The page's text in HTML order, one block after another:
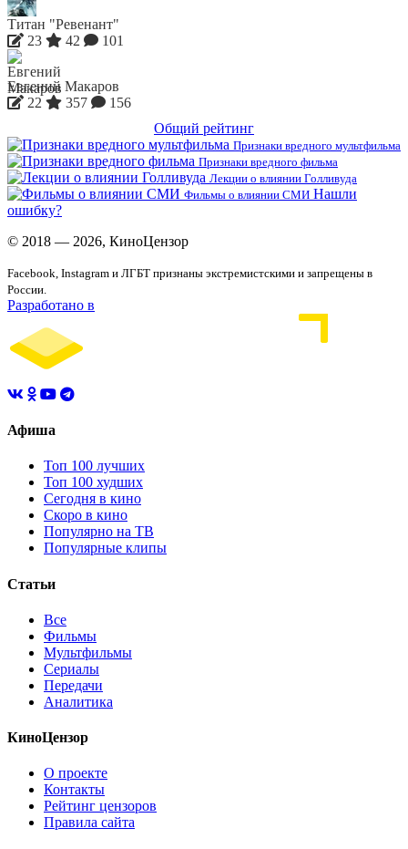
Титан "Ревенант"
23
42 101
Евгений Макаров
22
357
156
Общий рейтинг
Признаки вредного мультфильма
Признаки вредного фильма
Лекции о влиянии Голливуда
Фильмы о влиянии СМИ Нашли
ошибку?
© 2018 — 2026, КиноЦензор
Facebook, Instagram и ЛГБТ признаны экстремистскими и запрещены в
России.
Разработано в
Афиша
Топ 100 лучших
Топ 100 худших
Сегодня в кино
Скоро в кино
Популярно на ТВ
Популярные клипы
Статьи
Все
Фильмы
Мультфильмы
Сериалы
Передачи
Аналитика
КиноЦензор
О проекте
Контакты
Рейтинг цензоров
Правила сайта